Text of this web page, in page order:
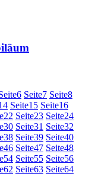
6 Seite7 Seite8
Seite15 Seite16
22 Seite23 Seite24
30 Seite31 Seite32
38 Seite39 Seite40
46 Seite47 Seite48
54 Seite55 Seite56
62 Seite63 Seite64